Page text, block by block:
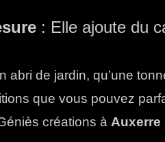
: Elle ajoute du
abri de jardin, qu’une
que vous pouvez
créations à Auxerre